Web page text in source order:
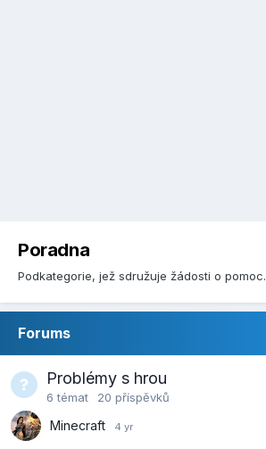
Poradna
Podkategorie, jež sdružuje žádosti o pomoc.
Forums
Problémy s hrou
6 témat 20 příspěvků
Minecraft